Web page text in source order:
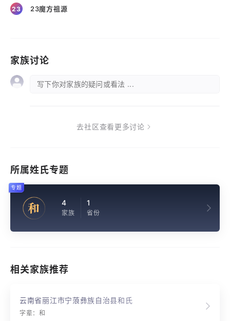
23 23魔方祖源
家族讨论
写下你对家族的疑问或看法 ...
去社区查看更多讨论
所属姓氏专题
和 4
家族
1
省份
专题
相关家族推荐
云南省丽江市宁蒗彝族自治县和氏
字辈：和